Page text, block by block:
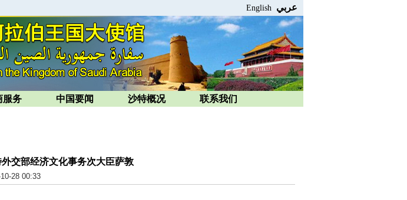
English عربي
服务 中国要闻 沙特概况 联系我们
交部经济文化事务次大臣萨敦
28 00:33